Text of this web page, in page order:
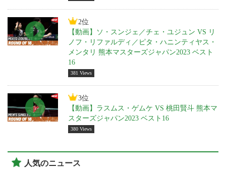
2位
【動画】ソ・スンジェ／チェ・ユジュン VS リ
ノフ・リファルディ／ピタ・ハニンティヤス・
メンタリ 熊本マスターズジャパン2023 ベスト
16
381 Views
3位
【動画】ラスムス・ゲムケ VS 桃田賢斗 熊本マ
スターズジャパン2023 ベスト16
380 Views
人気のニュース